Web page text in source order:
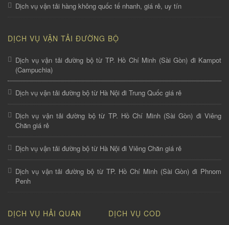
Dịch vụ vận tải hàng không quốc tế nhanh, giá rẻ, uy tín
DỊCH VỤ VẬN TẢI ĐƯỜNG BỘ
Dịch vụ vận tải đường bộ từ TP. Hồ Chí Minh (Sài Gòn) đi Kampot
(Campuchia)
Dịch vụ vận tải đường bộ từ Hà Nội đi Trung Quốc giá rẻ
Dịch vụ vận tải đường bộ từ TP. Hồ Chí Minh (Sài Gòn) đi Viêng
Chăn giá rẻ
Dịch vụ vận tải đường bộ từ Hà Nội đi Viêng Chăn giá rẻ
Dịch vụ vận tải đường bộ từ TP. Hồ Chí Minh (Sài Gòn) đi Phnom
Penh
DỊCH VỤ HẢI QUAN DỊCH VỤ COD